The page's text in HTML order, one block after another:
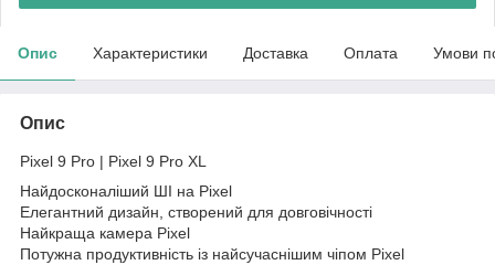
Опис Характеристики Доставка Оплата Умови
Опис
Pixel 9 Pro | Pixel 9 Pro XL
Найдосконаліший ШІ на Pixel
Елегантний дизайн, створений для довговічності
Найкраща камера Pixel
Потужна продуктивність із найсучаснішим чіпом Pixel